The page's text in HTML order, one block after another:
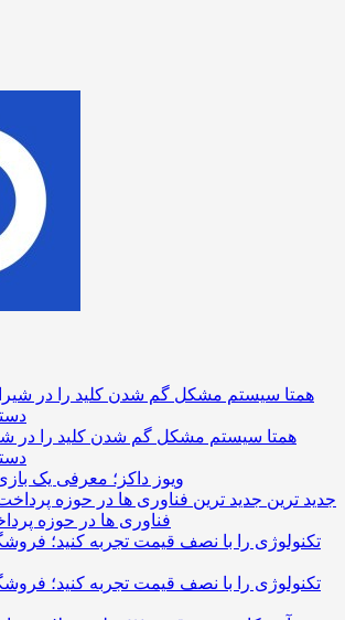
همتا سیستم مشکل گم شدن کلید را در
ویوز داکز؛ معرفی یک
جدید ترین
فناوری ها در حوزه
تکنولوژی را با نصف قیمت تجربه کنید؛